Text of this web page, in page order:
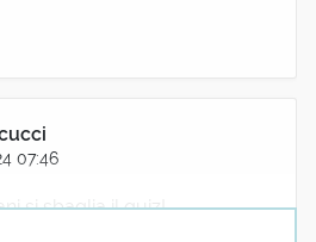
07:46
si sbaglia il quiz!